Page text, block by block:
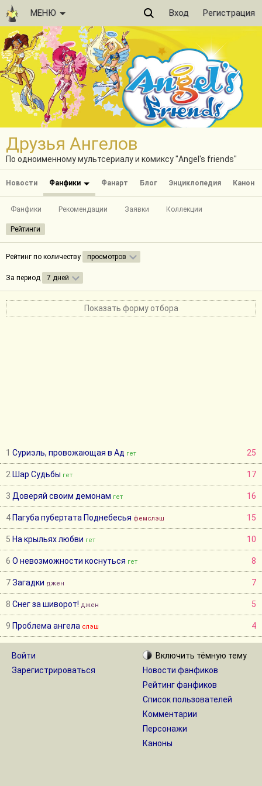
МЕНЮ Вход Регистрация
Друзья Ангелов
По одноименному мультсериалу и комиксу "Angel's friends"
Новости Фанфики Фанарт Блог Энциклопедия Канон
Фанфики Рекомендации Заявки Коллекции
Рейтинги
Рейтинг по количеству просмотров
За период 7 дней
Показать форму отбора
1 Суриэль, провожающая в Ад гет 25
2 Шар Судьбы гет 17
3 Доверяй своим демонам гет 16
4 Пагуба пубертата Поднебесья фемслэш 15
5 На крыльях любви гет 10
6 О невозможности коснуться гет 8
7Загадки джен 7
8 Снег за шиворот! джен 5
9 Проблема ангела слэш 4
Войти
Зарегистрироваться
Включить тёмную тему
Новости фанфиков
Рейтинг фанфиков
Список пользователей
Комментарии
Персонажи
Каноны